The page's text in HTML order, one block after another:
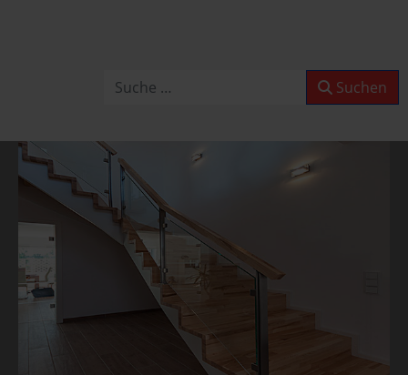
sind wir wieder für Sie da.
Betriebsurlaub
Wir haben Betriebsurlaub
vom 10.08.2026
bis 30.08.2026,
KW 33/34/35,
ab dem 31.08.2026
Suchen Suchen